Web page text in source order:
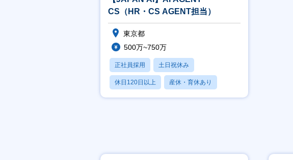
CS（HR・CS AGENT担当）
東京都
500万~750万
正社員採用 土日祝休み
休日120日以上 産休・育休あり
賞与あり